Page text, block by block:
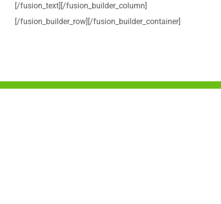
[/fusion_text][/fusion_builder_column]
[/fusion_builder_row][/fusion_builder_container]